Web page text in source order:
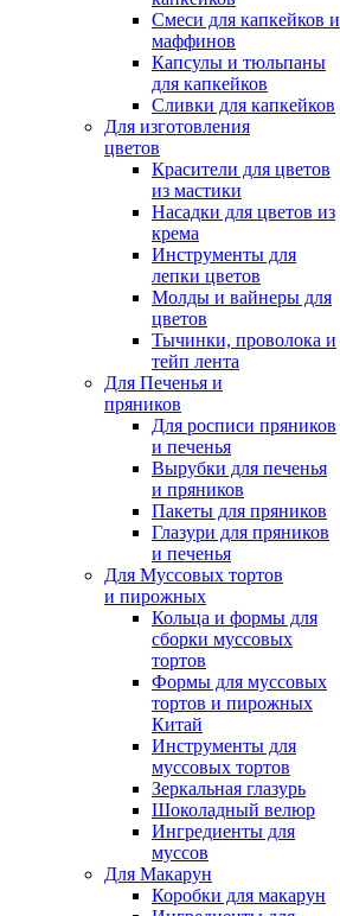
Смеси для капкейков и
маффинов
Капсулы и тюльпаны
для капкейков
Сливки для капкейков
Для изготовления
цветов
Красители для цветов
из мастики
Насадки для цветов из
крема
Инструменты для
лепки цветов
Молды и вайнеры для
цветов
Тычинки, проволока и
тейп лента
Для Печенья и
пряников
Для росписи пряников
и печенья
Вырубки для печенья
и пряников
Пакеты для пряников
Глазури для пряников
и печенья
Для Муссовых тортов
и пирожных
Кольца и формы для
сборки муссовых
тортов
Формы для муссовых
тортов и пирожных
Китай
Инструменты для
муссовых тортов
Зеркальная глазурь
Шоколадный велюр
Ингредиенты для
муссов
Для Макарун
Коробки для макарун